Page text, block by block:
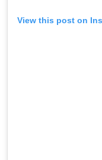
View this post on